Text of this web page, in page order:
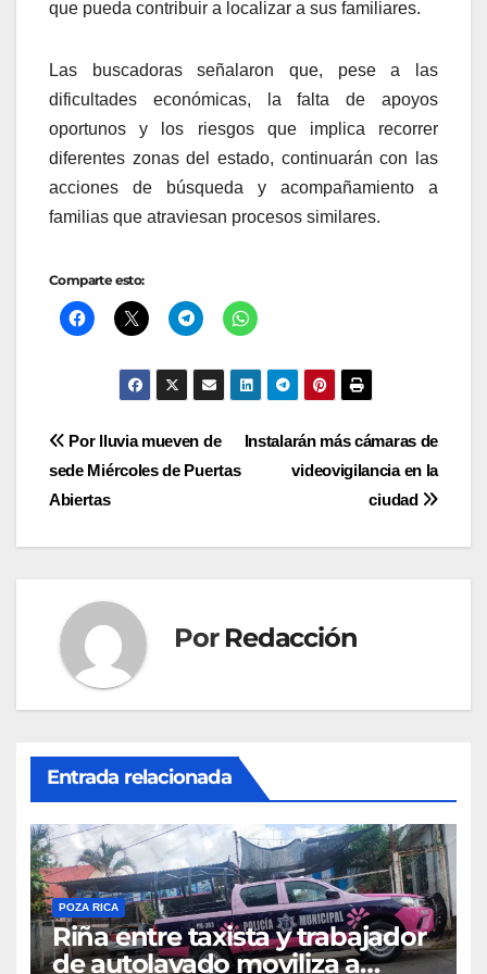
que pueda contribuir a localizar a sus familiares.
Las buscadoras señalaron que, pese a las
dificultades económicas, la falta de apoyos
oportunos y los riesgos que implica recorrer
diferentes zonas del estado, continuarán con las
acciones de búsqueda y acompañamiento a
familias que atraviesan procesos similares.
Comparte esto:
Navegación
de
entradas
Instalarán más cámaras de
videovigilancia en la
ciudad
Por lluvia mueven de
sede Miércoles de Puertas
Abiertas
Por Redacción
Entrada relacionada
POZA RICA
Riña entre taxista y trabajador
de autolavado moviliza a